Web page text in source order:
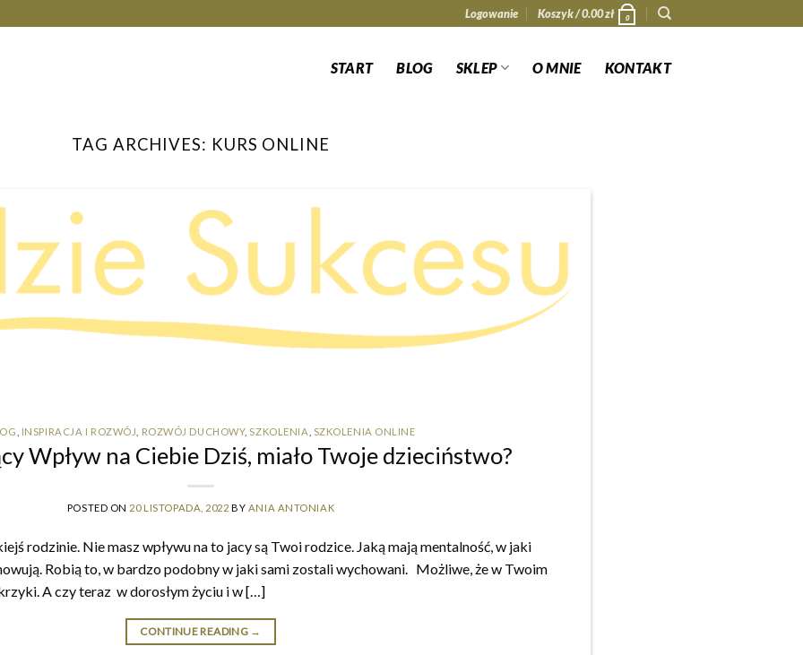
Logowanie Koszyk /0.00zł 0
START BLOG SKLEP O MNIE KONTAKT
TAG ARCHIVES: KURS ONLINE
INSPIRACJA I ROZWÓJ ROZWÓJ DUCHOWY, SZKOLENIA SZKOLENIA ONLINE
Wpływ na Ciebie Dziś, miało Twoje dzieciństwo?
POSTED ON 20 LISTOPADA, 2022 BY ANIA ANTONIAK
rodzinie. Nie masz wpływu na to jacy są Twoi rodzice. Jaką mają mentalność, w jaki
Robią to, w bardzo podobny w jaki sami zostali wychowani. Możliwe, że w Twoim
A czy teraz w dorosłym życiu i w […]
CONTINUE READING →